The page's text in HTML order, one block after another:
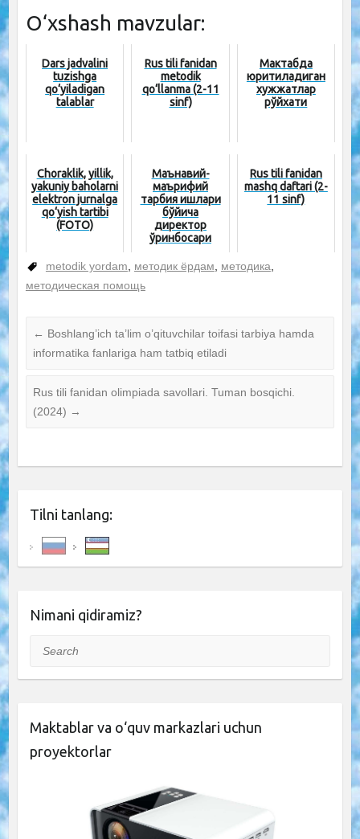
O‘xshash mavzular:
Dars jadvalini
tuzishga
qo‘yiladigan
talablar
Rus tili fanidan
metodik
qo‘llanma (2-11
sinf)
Мактабда
юритиладиган
хужжатлар
рўйхати
Choraklik, yillik,
yakuniy baholarni
elektron jurnalga
qo‘yish tartibi
(FOTO)
Маънавий-
маърифий
тарбия ишлари
бўйича
директор
ўринбосари
йўриқномаси
Rus tili fanidan
mashq daftari (2-
11 sinf)
metodik yordam, методик ёрдам, методика,
методическая помощь
← Boshlang’ich ta’lim o’qituvchilar toifasi tarbiya hamda
informatika fanlariga ham tatbiq etiladi
Rus tili fanidan olimpiada savollari. Tuman bosqichi.
(2024) →
Tilni tanlang:
Nimani qidiramiz?
Search
Maktablar va o‘quv markazlari uchun
proyektorlar